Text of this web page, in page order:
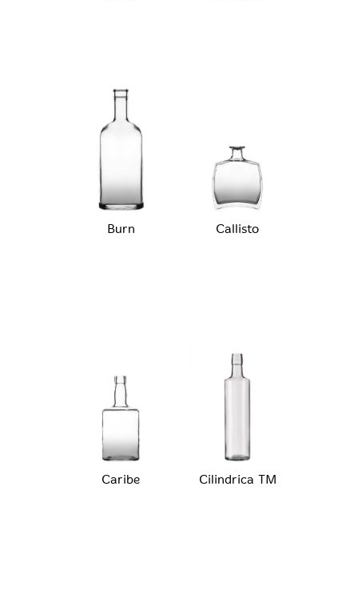
Burn Callisto
Caribe Cilindrica TM